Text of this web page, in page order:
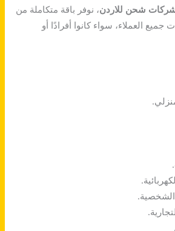
شحن للاردن، نوفر باقة متكاملة من
جميع العملاء، سواء كانوا أفرادًا أو